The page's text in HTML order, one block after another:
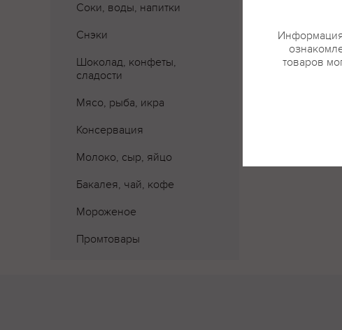
Соки, воды, напитки
Снэки
Шоколад, конфеты,
сладости
Мясо, рыба, икра
Консервация
Молоко, сыр, яйцо
Бакалея, чай, кофе
Мороженое
Промтовары
Информация
товаров